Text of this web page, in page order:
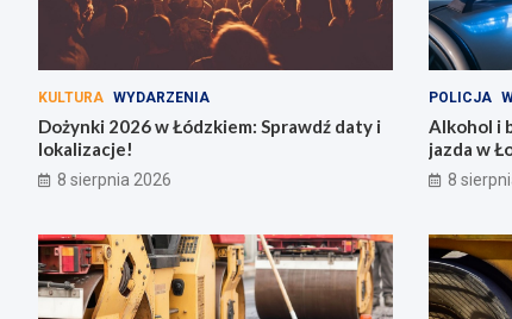
KULTURA WYDARZENIA
Dożynki 2026 w Łódzkiem: Sprawdź daty i
lokalizacje!
8 sierpnia 2026
POLICJA
Alkohol i
jazda w
8